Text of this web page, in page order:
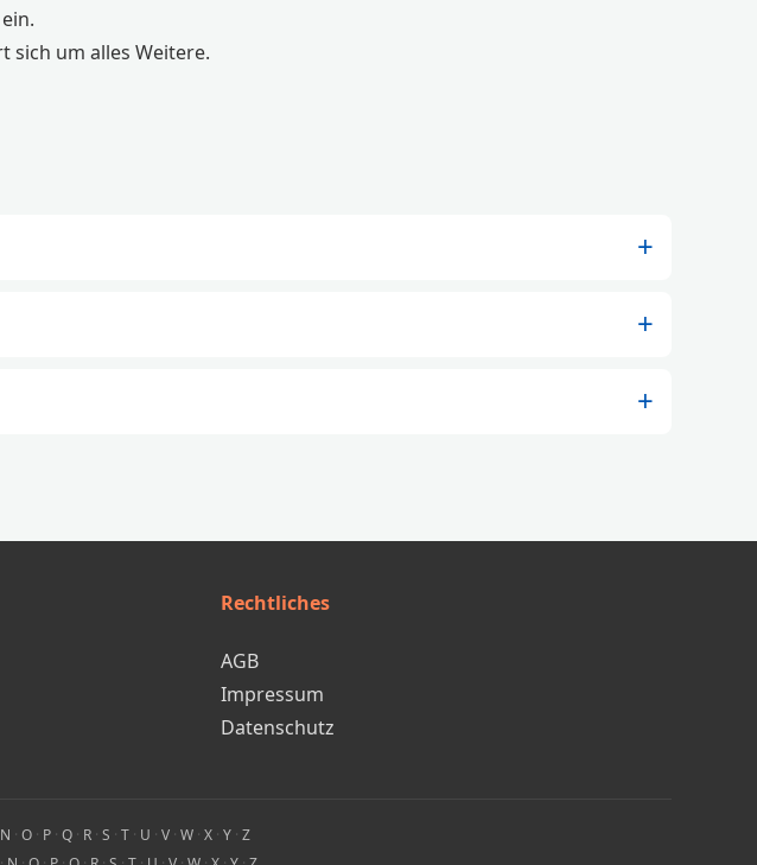
um alles Weitere.
Rechtliches
AGB
Impressum
Datenschutz
N · O · P · Q · R · S · T · U · V · W · X · Y · Z